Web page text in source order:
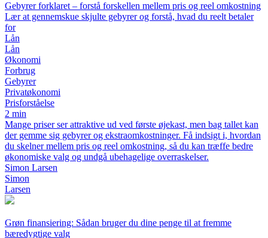
Gebyrer forklaret – forstå forskellen mellem pris og reel omkostning
Lær at gennemskue skjulte gebyrer og forstå, hvad du reelt betaler
for
Lån
Lån
Økonomi
Forbrug
Gebyrer
Privatøkonomi
Prisforståelse
2 min
Mange priser ser attraktive ud ved første øjekast, men bag tallet kan
der gemme sig gebyrer og ekstraomkostninger. Få indsigt i, hvordan
du skelner mellem pris og reel omkostning, så du kan træffe bedre
økonomiske valg og undgå ubehagelige overraskelser.
Simon Larsen
Simon
Larsen
Grøn finansiering: Sådan bruger du dine penge til at fremme
bæredygtige valg